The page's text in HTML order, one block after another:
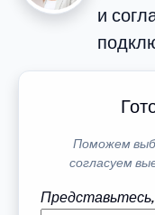
и
Поможем
согласуем